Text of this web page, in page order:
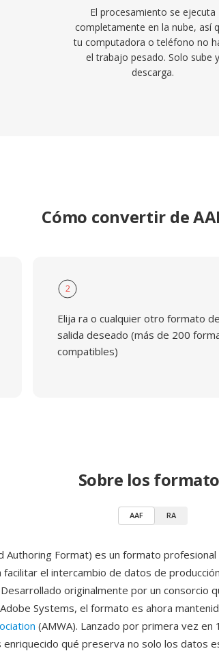
sus transmisiones en
fue el concepto de
influyo en estándares
sido reemplazado por
El procesamiento se ejecuta
completamente en la nube, así
tu computadora o teléfono no
el trabajo pesado. Solo sube y
descarga.
Cómo convertir de
2
Elija ra o cualquier otro formato de
salida deseado (más de 200
compatibles)
Sobre los
AAF RA
Authoring Format) es un formato
facilitar el intercambio de datos de
originalmente por un consorcio
Systems, el formato es ahora
(AMWA). Lanzado por primera vez en
qué preserva no solo los datos